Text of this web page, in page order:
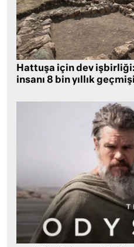
Hattuşa için dev
insanı 8 bin yıllık